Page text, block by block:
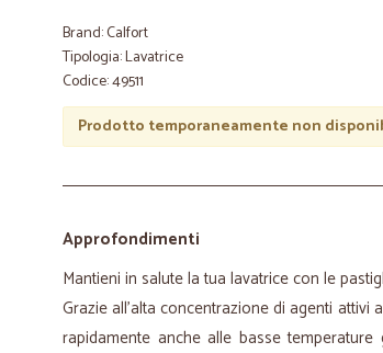
Brand: Calfort
Tipologia: Lavatrice
Codice: 49511
Prodotto temporaneamente non
Approfondimenti
Mantieni in salute la tua lavatrice con le
Grazie all'alta concentrazione di agenti attivi
rapidamente anche alle basse